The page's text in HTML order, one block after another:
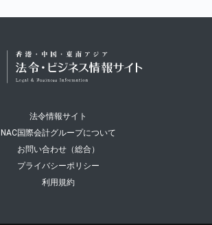
法令情報サイト
NAC国際会計グループについて
お問い合わせ（総合）
プライバシーポリシー
利用規約